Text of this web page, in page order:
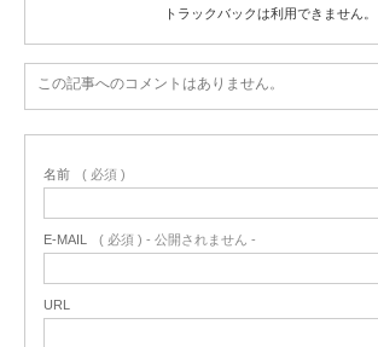
トラックバックは利用できません。
この記事へのコメントはありません。
名前 ( 必須 )
E-MAIL ( 必須 ) - 公開されません -
URL